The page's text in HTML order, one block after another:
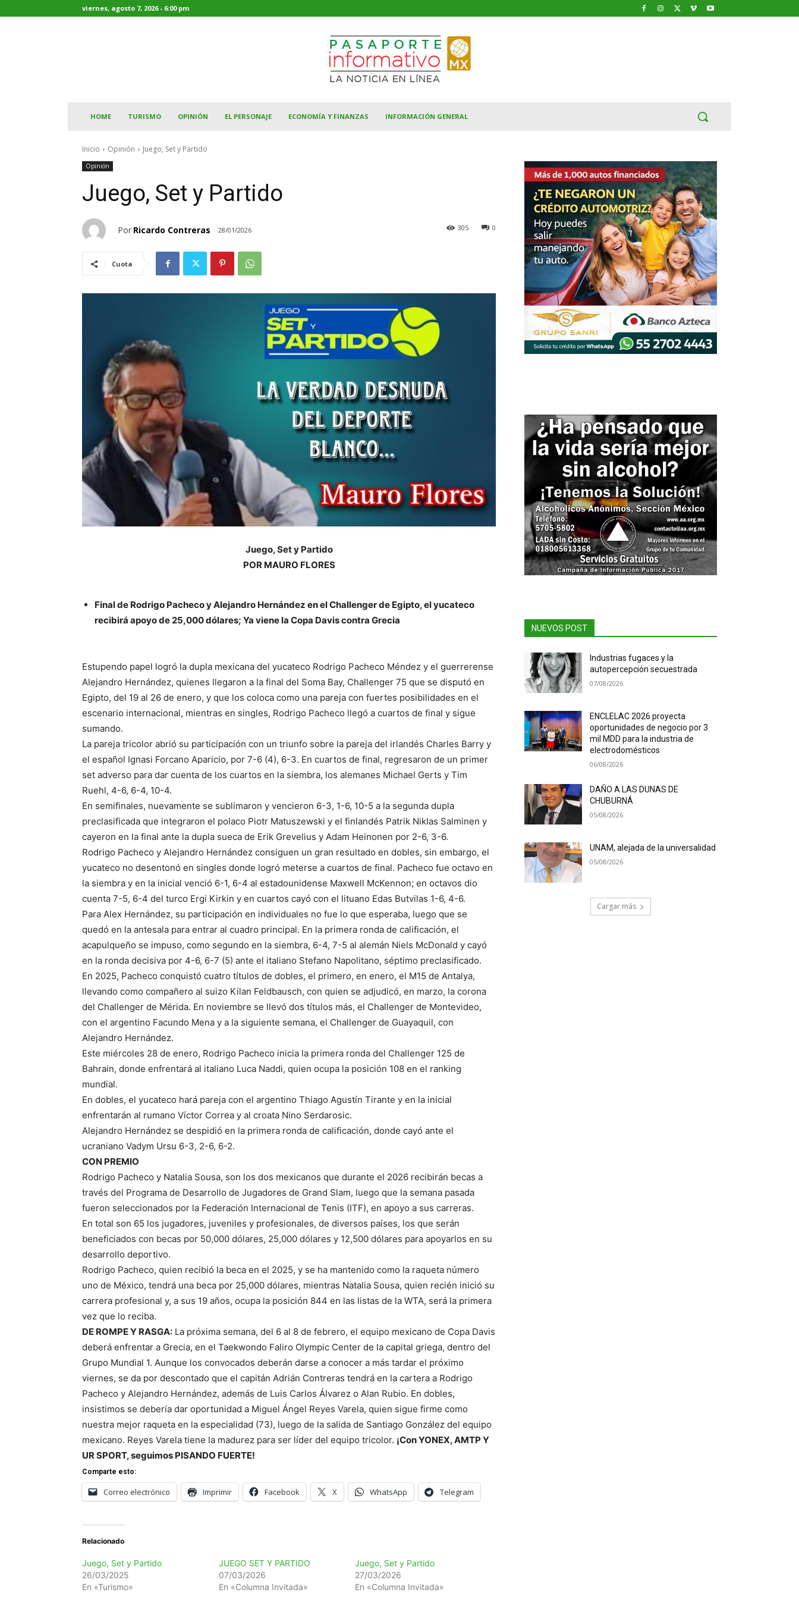
viernes, agosto 7, 2026 - 6:00 pm
HOME TURISMO OPINIÓN EL PERSONAJE ECONOMÍA Y FINANZAS INFORMACIÓN GENERAL
Inicio Opinión Juego, Set y Partido
Opinión
Juego, Set y Partido
Por Ricardo Contreras 28/01/2026 0
305
Cuota
Juego, Set y Partido
POR MAURO FLORES
Final de Rodrigo Pacheco y Alejandro Hernández en el Challenger de Egipto, el yucateco
recibirá apoyo de 25,000 dólares; Ya viene la Copa Davis contra Grecia
Estupendo papel logró la dupla mexicana del yucateco Rodrigo Pacheco Méndez y el guerrerense
Alejandro Hernández, quienes llegaron a la final del Soma Bay, Challenger 75 que se disputó en
Egipto, del 19 al 26 de enero, y que los coloca como una pareja con fuertes posibilidades en el
escenario internacional, mientras en singles, Rodrigo Pacheco llegó a cuartos de final y sigue
sumando.
La pareja tricolor abrió su participación con un triunfo sobre la pareja del irlandés Charles Barry y
el español Ignasi Forcano Aparicio, por 7-6 (4), 6-3. En cuartos de final, regresaron de un primer
set adverso para dar cuenta de los cuartos en la siembra, los alemanes Michael Gerts y Tim
Ruehl, 4-6, 6-4, 10-4.
En semifinales, nuevamente se sublimaron y vencieron 6-3, 1-6, 10-5 a la segunda dupla
preclasificada que integraron el polaco Piotr Matuszewski y el finlandés Patrik Niklas Salminen y
cayeron en la final ante la dupla sueca de Erik Grevelius y Adam Heinonen por 2-6, 3-6.
Rodrigo Pacheco y Alejandro Hernández consiguen un gran resultado en dobles, sin embargo, el
yucateco no desentonó en singles donde logró meterse a cuartos de final. Pacheco fue octavo en
la siembra y en la inicial venció 6-1, 6-4 al estadounidense Maxwell McKennon; en octavos dio
cuenta 7-5, 6-4 del turco Ergi Kirkin y en cuartos cayó con el lituano Edas Butvilas 1-6, 4-6.
Para Alex Hernández, su participación en individuales no fue lo que esperaba, luego que se
quedó en la antesala para entrar al cuadro principal. En la primera ronda de calificación, el
acapulqueño se impuso, como segundo en la siembra, 6-4, 7-5 al alemán Niels McDonald y cayó
en la ronda decisiva por 4-6, 6-7 (5) ante el italiano Stefano Napolitano, séptimo preclasificado.
En 2025, Pacheco conquistó cuatro títulos de dobles, el primero, en enero, el M15 de Antalya,
llevando como compañero al suizo Kilan Feldbausch, con quien se adjudicó, en marzo, la corona
del Challenger de Mérida. En noviembre se llevó dos títulos más, el Challenger de Montevideo,
con el argentino Facundo Mena y a la siguiente semana, el Challenger de Guayaquil, con
Alejandro Hernández.
Este miércoles 28 de enero, Rodrigo Pacheco inicia la primera ronda del Challenger 125 de
Bahrain, donde enfrentará al italiano Luca Naddi, quien ocupa la posición 108 en el ranking
mundial.
En dobles, el yucateco hará pareja con el argentino Thiago Agustín Tirante y en la inicial
enfrentarán al rumano Víctor Correa y al croata Nino Serdarosic.
Alejandro Hernández se despidió en la primera ronda de calificación, donde cayó ante el
ucraniano Vadym Ursu 6-3, 2-6, 6-2.
CON PREMIO
Rodrigo Pacheco y Natalia Sousa, son los dos mexicanos que durante el 2026 recibirán becas a
través del Programa de Desarrollo de Jugadores de Grand Slam, luego que la semana pasada
fueron seleccionados por la Federación Internacional de Tenis (ITF), en apoyo a sus carreras.
En total son 65 los jugadores, juveniles y profesionales, de diversos países, los que serán
beneficiados con becas por 50,000 dólares, 25,000 dólares y 12,500 dólares para apoyarlos en su
desarrollo deportivo.
Rodrigo Pacheco, quien recibió la beca en el 2025, y se ha mantenido como la raqueta número
uno de México, tendrá una beca por 25,000 dólares, mientras Natalia Sousa, quien recién inició su
carrera profesional y, a sus 19 años, ocupa la posición 844 en las listas de la WTA, será la primera
vez que lo reciba.
DE ROMPE Y RASGA: La próxima semana, del 6 al 8 de febrero, el equipo mexicano de Copa Davis
deberá enfrentar a Grecia, en el Taekwondo Faliro Olympic Center de la capital griega, dentro del
Grupo Mundial 1. Aunque los convocados deberán darse a conocer a más tardar el próximo
viernes, se da por descontado que el capitán Adrián Contreras tendrá en la cartera a Rodrigo
Pacheco y Alejandro Hernández, además de Luis Carlos Álvarez o Alan Rubio. En dobles,
insistimos se debería dar oportunidad a Miguel Ángel Reyes Varela, quien sigue firme como
nuestra mejor raqueta en la especialidad (73), luego de la salida de Santiago González del equipo
mexicano. Reyes Varela tiene la madurez para ser líder del equipo tricolor. ¡Con YONEX, AMTP Y
UR SPORT, seguimos PISANDO FUERTE!
Comparte esto:
Correo electrónico Imprimir Facebook X WhatsApp Telegram
Relacionado
Juego, Set y Partido
26/03/2025
En «Turismo»
JUEGO SET Y PARTIDO
07/03/2026
En «Columna Invitada»
Juego, Set y Partido
27/03/2026
En «Columna Invitada»
NUEVOS POST
Industrias fugaces y la
autopercepción secuestrada
07/08/2026
ENCLELAC 2026 proyecta
oportunidades de negocio por 3
mil MDD para la industria de
electrodomésticos
06/08/2026
DAÑO A LAS DUNAS DE
CHUBURNÁ
05/08/2026
UNAM, alejada de la universalidad
05/08/2026
Cargar más